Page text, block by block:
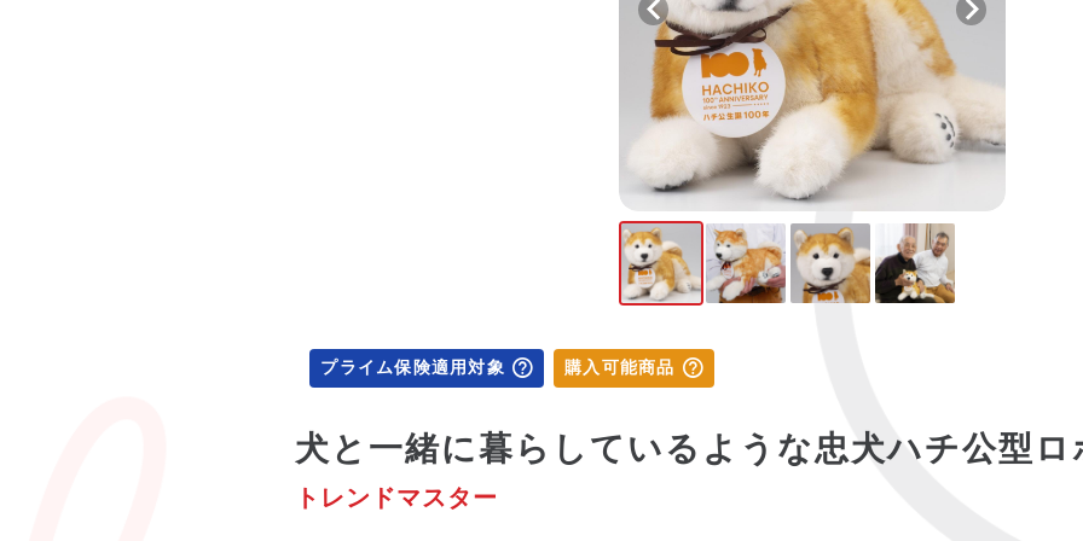
プライム保険適用対象 購入可能商品
犬と一緒に暮らしているような忠犬ハチ公型ロ
トレンドマスター